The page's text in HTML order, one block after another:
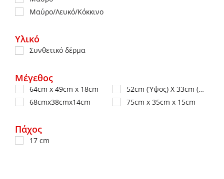
Μαύρο/Λευκό/Κόκκινο
Υλικό
Συνθετικό δέρμα
Μέγεθος
64cm x 49cm x 18cm
52cm (Ύψος) X 33cm (Μήκος) X 10cm (Πλάτος)
68cmx38cmx14cm
75cm x 35cm x 15cm
Πάχος
17 cm